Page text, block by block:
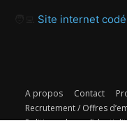
Site internet
A propos Contact
Recrutement / Offres
Politique de